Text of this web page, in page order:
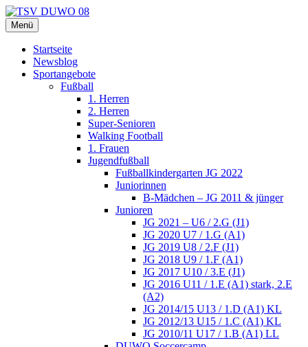
Zum
Inhalt
springen
TSV DUWO 08
Hamburg Sportverein Ohlstedt
Menü
Startseite
Newsblog
Sportangebote
Fußball
1. Herren
2. Herren
Super-Senioren
Walking Football
1. Frauen
Jugendfußball
Fußballkindergarten JG 2022
Juniorinnen
B-Mädchen – JG 2011 & jünger
Junioren
JG 2021 – U6 / 2.G (J1)
JG 2020 U7 / 1.G (A1)
JG 2019 U8 / 2.F (J1)
JG 2018 U9 / 1.F (A1)
JG 2017 U10 / 3.E (J1)
JG 2016 U11 / 1.E (A1) stark, 2.E
(A2)
JG 2014/15 U13 / 1.D (A1) KL
JG 2012/13 U15 / 1.C (A1) KL
JG 2010/11 U17 / 1.B (A1) LL